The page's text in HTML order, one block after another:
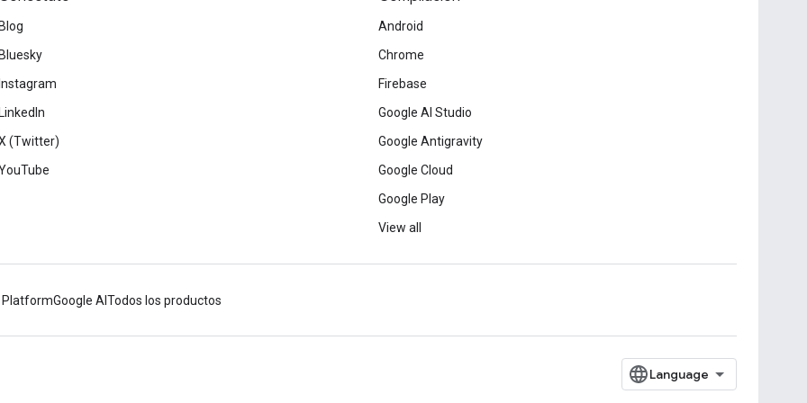
Blog
Bluesky
Instagram
LinkedIn
(Twitter)
Android
Chrome
Firebase
Google AI Studio
Google Antigravity
Google Cloud
Google Play
View all
PlatformGoogle AI Todos los productos